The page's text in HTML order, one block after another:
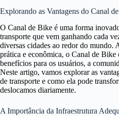
Explorando as Vantagens do Canal
O Canal de Bike é uma forma
transporte que vem ganhando cada
diversas cidades ao redor do mundo.
prática e econômica, o Canal de Bike
benefícios para os usuários, a
Neste artigo, vamos explorar as
de transporte e como ela pode
deslocamos diariamente.
A Importância da Infraestrutura